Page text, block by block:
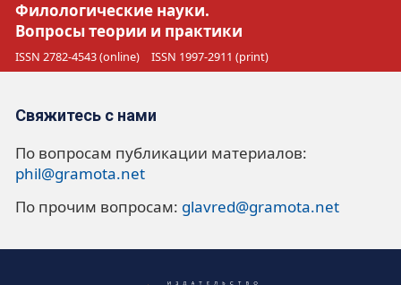
Филологические науки.
Вопросы теории и практики
ISSN 2782-4543 (online) ISSN 1997-2911 (print)
Свяжитесь с нами
По вопросам публикации материалов:
phil@gramota.net
По прочим вопросам: glavred@gramota.net